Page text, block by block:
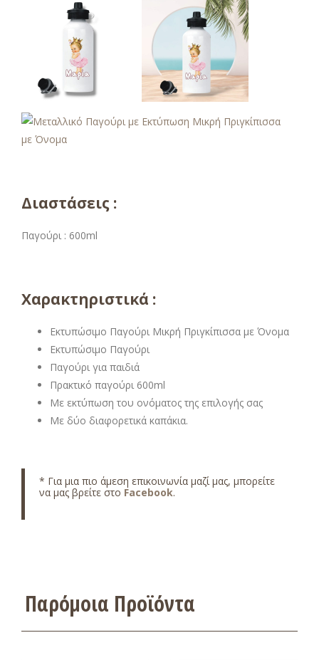
Διαστάσεις :
Παγούρι : 600ml
Χαρακτηριστικά :
Εκτυπώσιμο Παγούρι Μικρή Πριγκίπισσα με Όνομα
Εκτυπώσιμο Παγούρι
Παγούρι για παιδιά
Πρακτικό παγούρι 600ml
Με εκτύπωση του ονόματος της επιλογής σας
Με δύο διαφορετικά καπάκια.
* Για μια πιο άμεση επικοινωνία μαζί μας, μπορείτε
να μας βρείτε στο Facebook.
Παρόμοια Προϊόντα